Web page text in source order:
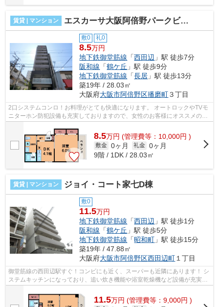
賃貸 | マンション エスカーサ大阪阿倍野パークビュー
敷0 礼0
8.5万円
地下鉄御堂筋線 「西田辺 」駅 徒歩7分
阪和線 「鶴ケ丘 」駅 徒歩9分
地下鉄御堂筋線 「長居 」駅 徒歩13分
築19年 / 28.03㎡
大阪府大阪市阿倍野区播磨町３丁目
2口システムコンロ！お料理がとても快適になります。 オートロックやTVモ
ニターホン防犯設備も充実しておりますので、女性のお客様にオススメのお
8.5万円 (管理費等：10,000円 )
敷金 0ヶ月 礼金 0ヶ月
9階 / 1DK / 28.03㎡
賃貸 | マンション ジョイ・コート家七D棟
敷0
11.5万円
地下鉄御堂筋線 「西田辺 」駅 徒歩1分
阪和線 「鶴ケ丘 」駅 徒歩5分
地下鉄御堂筋線 「昭和町 」駅 徒歩15分
築19年 / 47.88㎡
大阪府大阪市阿倍野区西田辺町 １丁目
御堂筋線の西田辺駅すぐ！コンビにも近く、スーパーも近隣にあります！ シ
ステムキッチンになっており、追い炊き機能や浴室乾燥機など設備が充実し
11.5万円 (管理費等：9,000円 )